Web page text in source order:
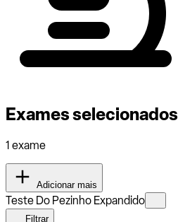
Exames selecionados
1 exame
Adicionar mais
Teste Do Pezinho Expandido
Filtrar